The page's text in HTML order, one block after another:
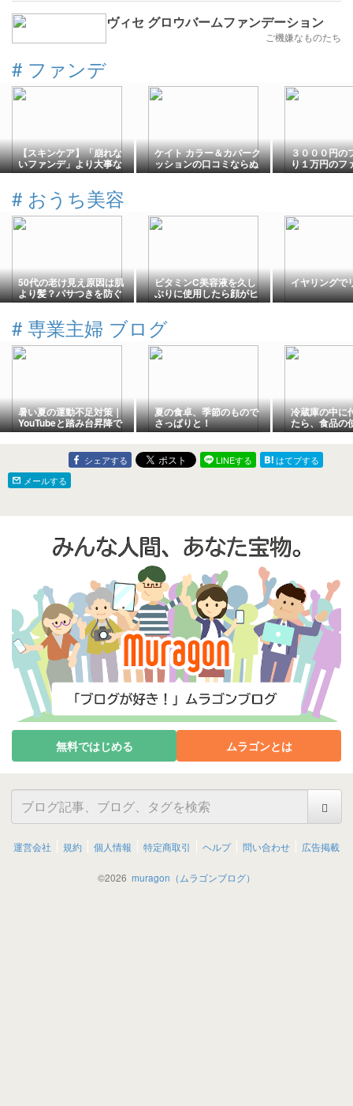
ヴィセ グロウバームファンデーション
ご機嫌なものたち
# ファンデ
【スキンケア】「崩れな
いファンデ」より大事な
のは、○○だった
ケイト カラー＆カバーク
ッションの口コミならぬ
区長コミ
３０００円の
り１万円のフ
が安い理由
# おうち美容
50代の老け見え原因は肌
より髪？パサつきを防ぐ
ヘアケア必須なわけ
ビタミンC美容液を久し
ぶりに使用したら顔がヒ
リヒリ翌日ボロボロ。
イヤリングで
# 専業主婦 ブログ
暑い夏の運動不足対策｜
YouTubeと踏み台昇降で
気軽に体を動かす
夏の食卓、季節のもので
さっぱりと！
冷蔵庫の中に
たら、食品の
減りました
シェアする LINEする
はてブする
メールする
無料ではじめる ムラゴンとは
運営会社 規約 個人情報 特定商取引 ヘルプ 問い合わせ 広告掲載
©2026 muragon（ムラゴンブログ）